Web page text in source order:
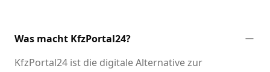
Was macht KfzPortal24?
KfzPortal24 ist die digitale Alternative zur